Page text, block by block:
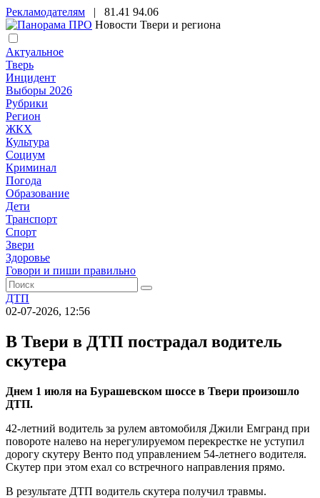
Рекламодателям | 81.41 94.06
Новости Твери и региона
Актуальное
Тверь
Инцидент
Выборы 2026
Рубрики
Регион
ЖКХ
Культура
Социум
Криминал
Погода
Образование
Дети
Транспорт
Спорт
Звери
Здоровье
Говори и пиши правильно
ДТП
02-07-2026, 12:56
В Твери в ДТП пострадал водитель
скутера
Днем 1 июля на Бурашевском шоссе в Твери произошло
ДТП.
42-летний водитель за рулем автомобиля Джили Емгранд при
повороте налево на нерегулируемом перекрестке не уступил
дорогу скутеру Венто под управлением 54-летнего водителя.
Скутер при этом ехал со встречного направления прямо.
В результате ДТП водитель скутера получил травмы.